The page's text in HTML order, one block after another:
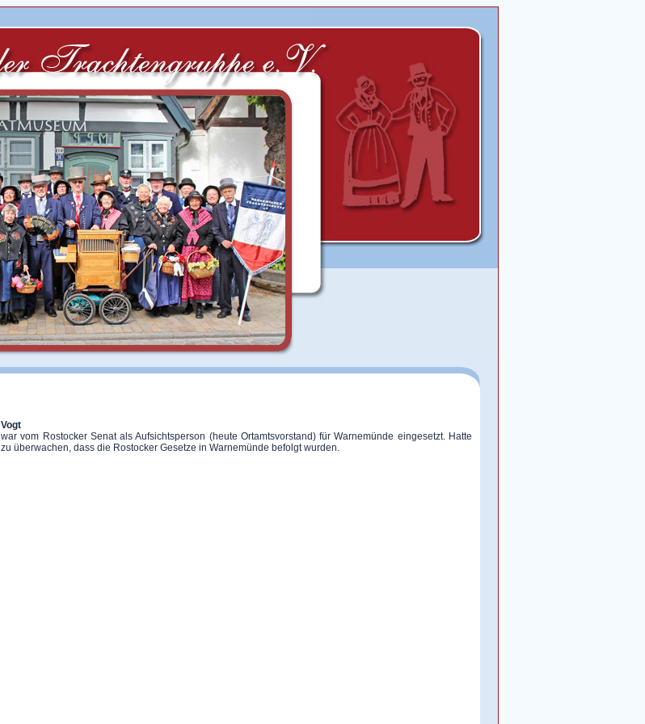
Vogt
war vom Rostocker Senat als Aufsichtsperson (heute Ortamtsvorstand) für Warnemünde eingesetzt. Hatte
zu überwachen, dass die Rostocker Gesetze in Warnemünde befolgt wurden.